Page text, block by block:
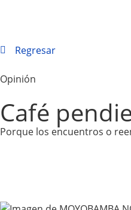
Regresar
Opinión
Café
Porque los encuentros o